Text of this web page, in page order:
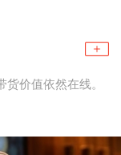
价值依然在线。